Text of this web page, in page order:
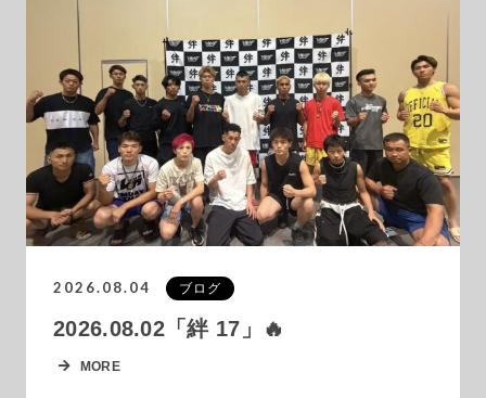
2026.08.04 ブログ
2026.08.02「絆 17」🔥
MORE